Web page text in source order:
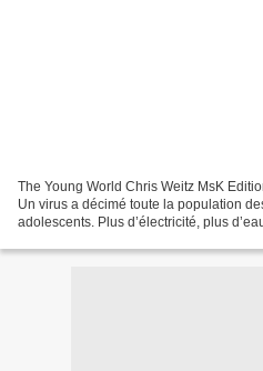
The Young World Chris Weitz MsK
Un virus a décimé toute la population
adolescents. Plus d’électricité, plus